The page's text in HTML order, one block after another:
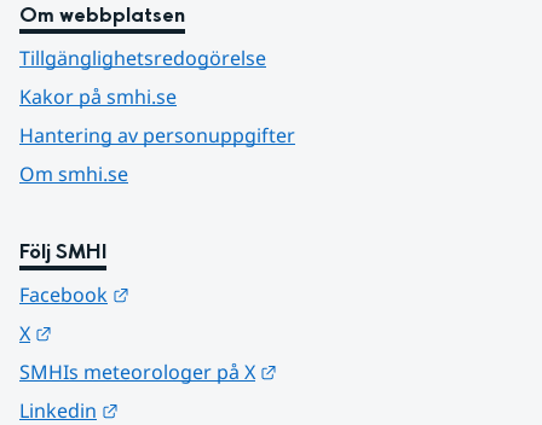
Om webbplatsen
Tillgänglighetsredogörelse
Kakor på smhi.se
Hantering av personuppgifter
Om smhi.se
Följ SMHI
Facebook
X
SMHIs meteorologer på X
Linkedin